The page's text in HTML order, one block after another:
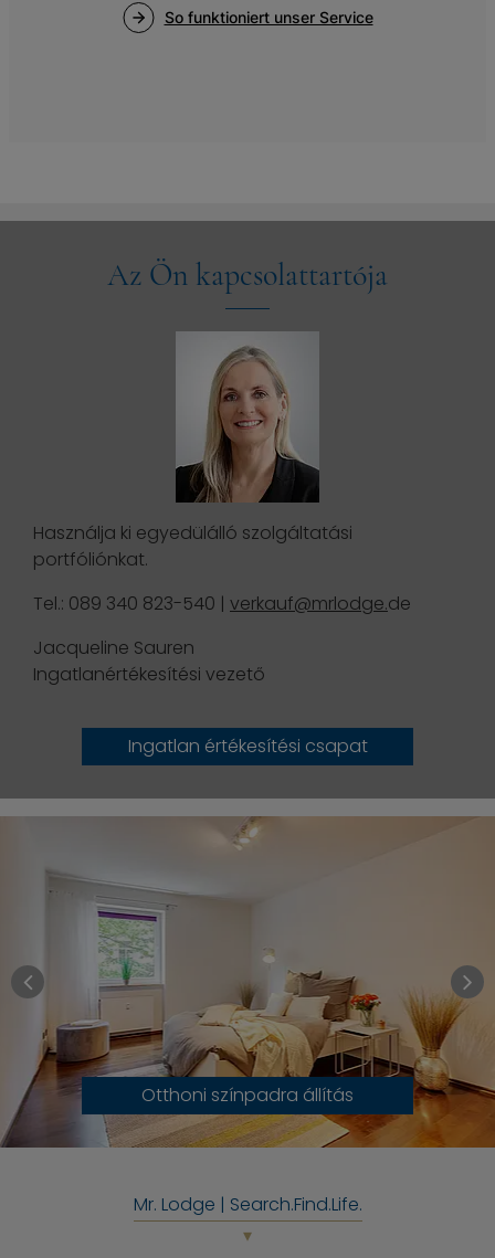
Az Ön kapcsolattartója
Használja ki egyedülálló szolgáltatási
portfóliónkat.
Tel.: 089 340 823-540 | verkauf@mrlodge.de
Jacqueline Sauren
Ingatlanértékesítési vezető
Ingatlan értékesítési csapat
Otthoni színpadra állítás
Mr. Lodge | Search.Find.Life.